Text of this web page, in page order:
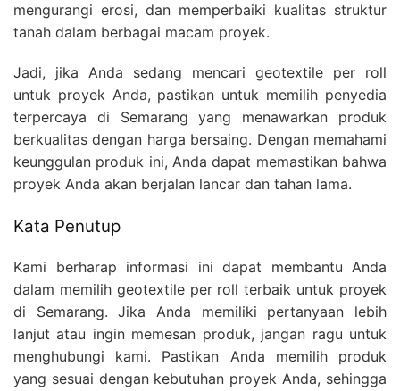
mengurangi erosi, dan memperbaiki kualitas struktur
tanah dalam berbagai macam proyek.
Jadi, jika Anda sedang mencari geotextile per roll
untuk proyek Anda, pastikan untuk memilih penyedia
terpercaya di Semarang yang menawarkan produk
berkualitas dengan harga bersaing. Dengan memahami
keunggulan produk ini, Anda dapat memastikan bahwa
proyek Anda akan berjalan lancar dan tahan lama.
Kata Penutup
Kami berharap informasi ini dapat membantu Anda
dalam memilih geotextile per roll terbaik untuk proyek
di Semarang. Jika Anda memiliki pertanyaan lebih
lanjut atau ingin memesan produk, jangan ragu untuk
menghubungi kami. Pastikan Anda memilih produk
yang sesuai dengan kebutuhan proyek Anda, sehingga